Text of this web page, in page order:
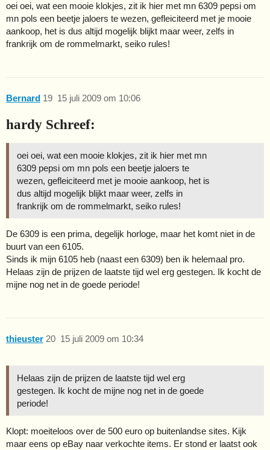
oei oei, wat een mooie klokjes, zit ik hier met mn 6309 pepsi om
mn pols een beetje jaloers te wezen, gefleiciteerd met je mooie
aankoop, het is dus altijd mogelijk blijkt maar weer, zelfs in
frankrijk om de rommelmarkt, seiko rules!
Bernard 15 juli 2009 om 10:06
19
hardy Schreef:
oei oei, wat een mooie klokjes, zit ik hier met mn
6309 pepsi om mn pols een beetje jaloers te
wezen, gefleiciteerd met je mooie aankoop, het is
dus altijd mogelijk blijkt maar weer, zelfs in
frankrijk om de rommelmarkt, seiko rules!
De 6309 is een prima, degelijk horloge, maar het komt niet in de
buurt van een 6105.
Sinds ik mijn 6105 heb (naast een 6309) ben ik helemaal pro.
Helaas zijn de prijzen de laatste tijd wel erg gestegen. Ik kocht de
mijne nog net in de goede periode!
thieuster 15 juli 2009 om 10:34
20
Helaas zijn de prijzen de laatste tijd wel erg
gestegen. Ik kocht de mijne nog net in de goede
periode!
Klopt: moeiteloos over de 500 euro op buitenlandse sites. Kijk
maar eens op eBay naar verkochte items. Er stond er laatst ook